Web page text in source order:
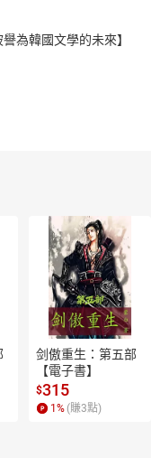
為韓國文學的未來】
剑傲重生：第五部
【電子書】
$315
1 % (賺3點)